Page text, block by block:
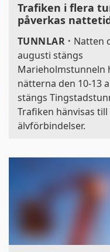
Trafiken i flera
påverkas
TUNNLAR · Natten
augusti stängs
Marieholmstunneln
nätterna den 10-13
stängs
Trafiken hänvisas
älvförbindelser.